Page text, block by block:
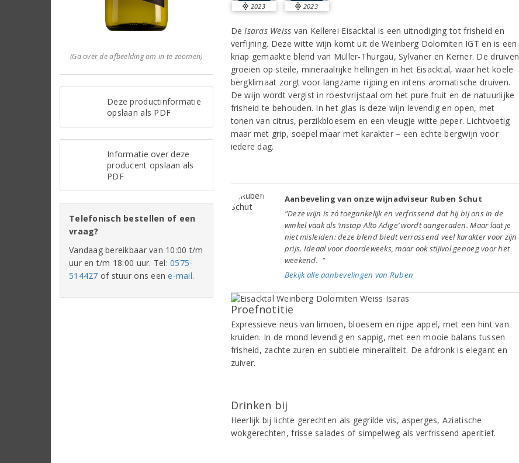
(Ga over de afbeelding om in te zoomen)
Deze productinformatie
opslaan als PDF
Informatie over deze
producent opslaan als
PDF
Telefonisch bestellen of een
vraag?
Vandaag bereikbaar van 10:00 t/m
uur en t/m 18:00 uur. Tel:0575-
514427 of stuur ons eene-mail.
2023
2023
De Isaras Weiss van Kellerei Eisacktal is een uitnodiging tot frisheid en
verfijning. Deze witte wijn komt uit de Weinberg Dolomiten IGT en is een
knap gemaakte blend van Müller-Thurgau, Sylvaner en Kerner. De druiven
groeien op steile, mineraalrijke hellingen in het Eisacktal, waar het koele
bergklimaat zorgt voor langzame rijping en intens aromatische druiven.
De wijn wordt vergist in roestvrijstaal om het pure fruit en de natuurlijke
frisheid te behouden. In het glas is deze wijn levendig en open, met
tonen van citrus, perzikbloesem en een vleugje witte peper. Lichtvoetig
maar met grip, soepel maar met karakter – een echte bergwijn voor
iedere dag.
Aanbeveling van onze wijnadviseur Ruben Schut
"Deze wijn is zó toegankelijk en verfrissend dat hij bij ons in de
winkel vaak als ‘instap-Alto Adige’ wordt aangeraden. Maar laat je
niet misleiden: deze blend biedt verrassend veel karakter voor zijn
prijs. Ideaal voor doordeweeks, maar ook stijlvol genoeg voor het
weekend. "
Bekijk alle aanbevelingen van Ruben
Proefnotitie
Expressieve neus van limoen, bloesem en rijpe appel, met een hint van
kruiden. In de mond levendig en sappig, met een mooie balans tussen
frisheid, zachte zuren en subtiele mineraliteit. De afdronk is elegant en
zuiver.
Drinken bij
Heerlijk bij lichte gerechten als gegrilde vis, asperges, Aziatische
wokgerechten, frisse salades of simpelweg als verfrissend aperitief.